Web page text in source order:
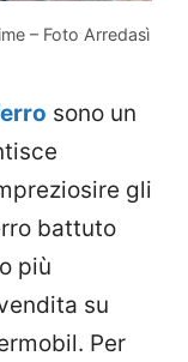
– Foto Arredasì
sono un
gli
battuto
più
su
Per